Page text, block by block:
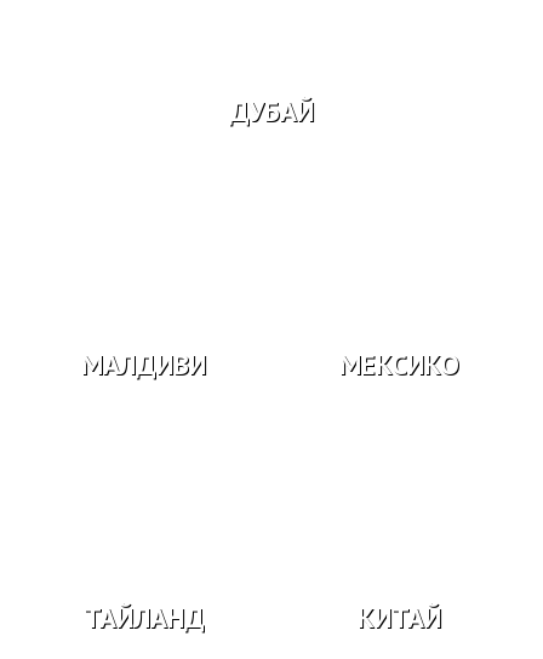
ДУБАЙ
МАЛДИВИ МЕКСИКО
ТАЙЛАНД КИТАЙ